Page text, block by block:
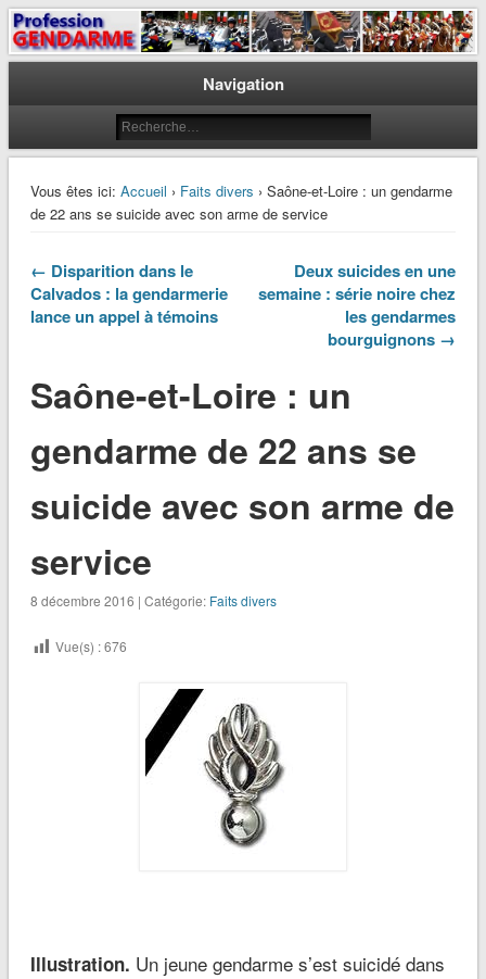
Profession Gendarme
Le journal des gendarmes
Navigation
Vous êtes ici: Accueil › Faits divers › Saône-et-Loire : un gendarme
de 22 ans se suicide avec son arme de service
← Disparition dans le
Calvados : la gendarmerie
lance un appel à témoins
Deux suicides en une
semaine : série noire chez
les gendarmes
bourguignons →
Saône-et-Loire : un
gendarme de 22 ans se
suicide avec son arme de
service
8 décembre 2016 | Catégorie: Faits divers
Vue(s) :676
Illustration. Un jeune gendarme s’est suicidé dans